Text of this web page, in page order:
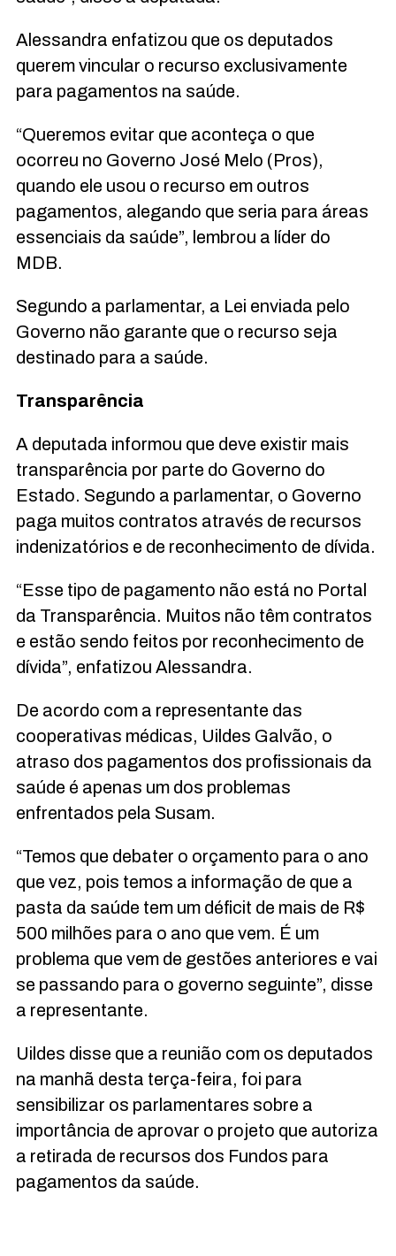
Alessandra enfatizou que os deputados
querem vincular o recurso exclusivamente
para pagamentos na saúde.
“Queremos evitar que aconteça o que
ocorreu no Governo José Melo (Pros),
quando ele usou o recurso em outros
pagamentos, alegando que seria para áreas
essenciais da saúde”, lembrou a líder do
MDB.
Segundo a parlamentar, a Lei enviada pelo
Governo não garante que o recurso seja
destinado para a saúde.
Transparência
A deputada informou que deve existir mais
transparência por parte do Governo do
Estado. Segundo a parlamentar, o Governo
paga muitos contratos através de recursos
indenizatórios e de reconhecimento de dívida.
“Esse tipo de pagamento não está no Portal
da Transparência. Muitos não têm contratos
e estão sendo feitos por reconhecimento de
dívida”, enfatizou Alessandra.
De acordo com a representante das
cooperativas médicas, Uildes Galvão, o
atraso dos pagamentos dos profissionais da
saúde é apenas um dos problemas
enfrentados pela Susam.
“Temos que debater o orçamento para o ano
que vez, pois temos a informação de que a
pasta da saúde tem um déficit de mais de R$
500 milhões para o ano que vem. É um
problema que vem de gestões anteriores e vai
se passando para o governo seguinte”, disse
a representante.
Uildes disse que a reunião com os deputados
na manhã desta terça-feira, foi para
sensibilizar os parlamentares sobre a
importância de aprovar o projeto que autoriza
a retirada de recursos dos Fundos para
pagamentos da saúde.